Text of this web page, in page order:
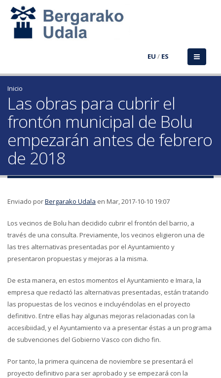
EU / ES
Inicio
Las obras para cubrir el
frontón municipal de Bolu
empezarán antes de febrero
de 2018
Enviado porBergarako Udala en Mar, 2017-10-10 19:07
Los vecinos de Bolu han decidido cubrir el frontón del barrio, a
través de una consulta. Previamente, los vecinos eligieron una de
las tres alternativas presentadas por el Ayuntamiento y
presentaron propuestas y mejoras a la misma.
De esta manera, en estos momentos el Ayuntamiento e Imara, la
empresa que redactó las alternativas presentadas, están tratando
las propuestas de los vecinos e incluyéndolas en el proyecto
definitivo. Entre ellas hay algunas mejoras relacionadas con la
accesibiidad, y el Ayuntamiento va a presentar éstas a un programa
de subvenciones del Gobierno Vasco con dicho fin.
Por tanto, la primera quincena de noviembre se presentará el
proyecto definitivo para ser aprobado y se empezará con la